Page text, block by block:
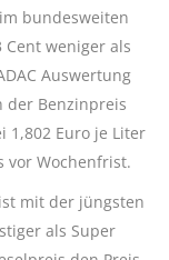
bundesweiten
weniger als
Auswertung
der Benzinpreis
1,802 Euro je Liter
vor Wochenfrist.
mit der jüngsten
als Super